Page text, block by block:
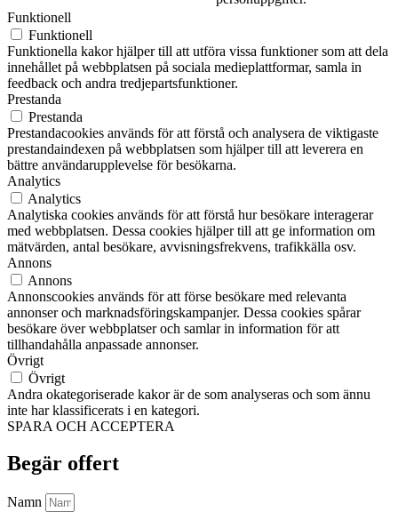
Funktionell
Funktionell
Funktionella kakor hjälper till att utföra vissa funktioner som att dela
innehållet på webbplatsen på sociala medieplattformar, samla in
feedback och andra tredjepartsfunktioner.
Prestanda
Prestanda
Prestandacookies används för att förstå och analysera de viktigaste
prestandaindexen på webbplatsen som hjälper till att leverera en
bättre användarupplevelse för besökarna.
Analytics
Analytics
Analytiska cookies används för att förstå hur besökare interagerar
med webbplatsen. Dessa cookies hjälper till att ge information om
mätvärden, antal besökare, avvisningsfrekvens, trafikkälla osv.
Annons
Annons
Annonscookies används för att förse besökare med relevanta
annonser och marknadsföringskampanjer. Dessa cookies spårar
besökare över webbplatser och samlar in information för att
tillhandahålla anpassade annonser.
Övrigt
Övrigt
Andra okategoriserade kakor är de som analyseras och som ännu
inte har klassificerats i en kategori.
SPARA OCH ACCEPTERA
Begär offert
Namn